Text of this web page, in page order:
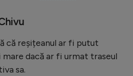
că reșițeanul ar fi putut
dacă ar fi urmat traseul
sa.